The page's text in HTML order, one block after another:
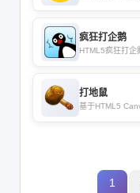
疯狂打企鹅
HTML5疯狂打企
打地鼠
基于HTML5
1